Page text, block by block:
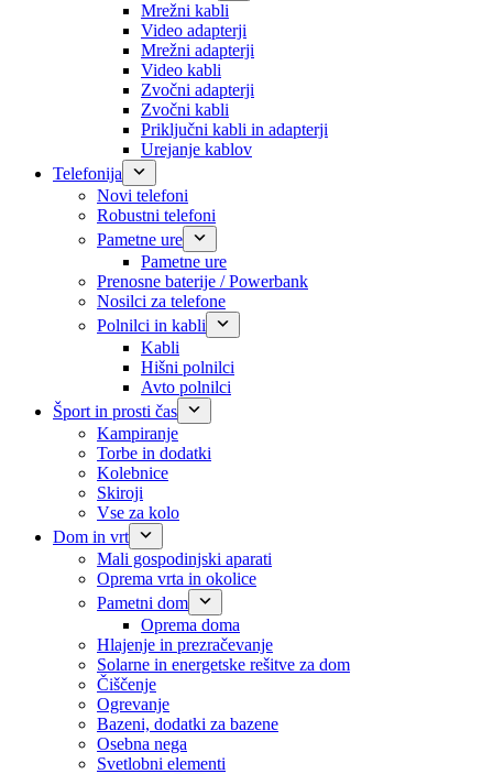
Mrežni kabli
Video adapterji
Mrežni adapterji
Video kabli
Zvočni adapterji
Zvočni kabli
Priključni kabli in adapterji
Urejanje kablov
Telefonija
Novi telefoni
Robustni telefoni
Pametne ure
Pametne ure
Prenosne baterije / Powerbank
Nosilci za telefone
Polnilci in kabli
Kabli
Hišni polnilci
Avto polnilci
Šport in prosti čas
Kampiranje
Torbe in dodatki
Kolebnice
Skiroji
Vse za kolo
Dom in vrt
Mali gospodinjski aparati
Oprema vrta in okolice
Pametni dom
Oprema doma
Hlajenje in prezračevanje
Solarne in energetske rešitve za dom
Čiščenje
Ogrevanje
Bazeni, dodatki za bazene
Osebna nega
Svetlobni elementi